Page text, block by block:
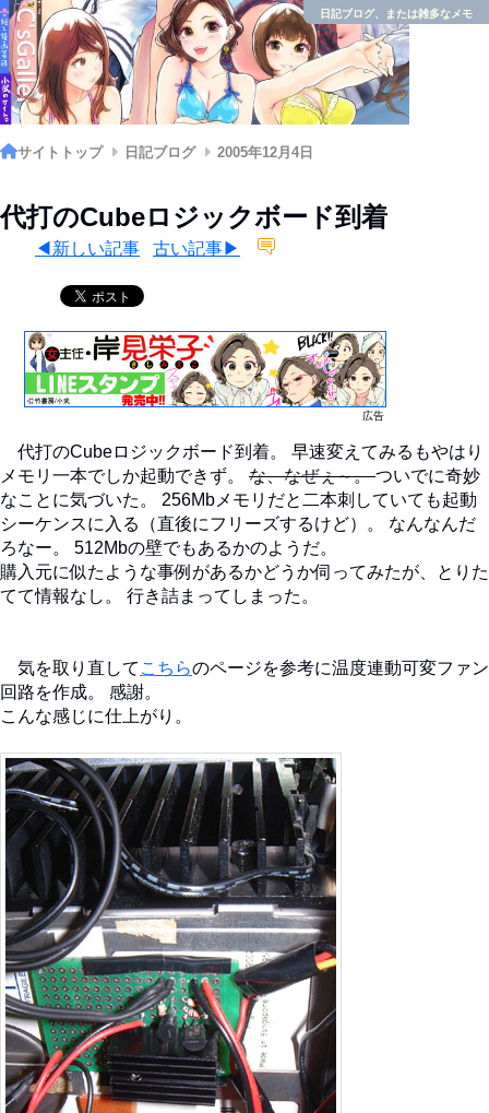
日記ブログ、または雑多なメモ
サイトトップ 日記ブログ 2005年12月4日
代打のCubeロジックボード到着
◀新しい記事 古い記事▶
広告
代打のCubeロジックボード到着。 早速変えてみるもやはり
メモリ一本でしか起動できず。 な、なぜぇ～。ついでに奇妙
なことに気づいた。 256Mbメモリだと二本刺していても起動
シーケンスに入る（直後にフリーズするけど）。 なんなんだ
ろなー。 512Mbの壁でもあるかのようだ。
購入元に似たような事例があるかどうか伺ってみたが、とりた
てて情報なし。 行き詰まってしまった。
気を取り直して こちらのページを参考に温度連動可変ファン
回路を作成。 感謝。
こんな感じに仕上がり。